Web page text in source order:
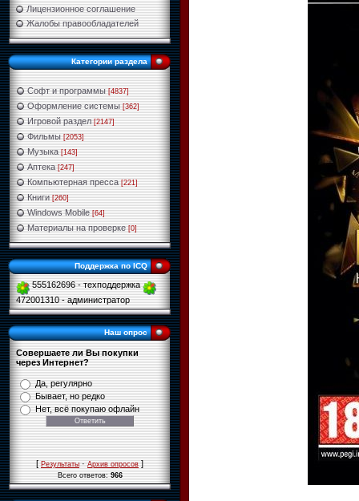
Лицензионное соглашение
Жалобы правообладателей
Категории раздела
Софт и программы [4837]
Оформление системы [362]
Игровой раздел [2147]
Фильмы [2053]
Музыка [143]
Аптека [247]
Компьютерная пресса [221]
Книги [260]
Windows Mobile [64]
Материалы на проверке [0]
Поддержка по ICQ
555162696 - техподдержка
472001310 - администратор
Наш опрос
Совершаете ли Вы покупки
через Интернет?
Да, регулярно
Бывает, но редко
Нет, всё покупаю офлайн
[Результаты·Архив опросов]
Всего ответов:966